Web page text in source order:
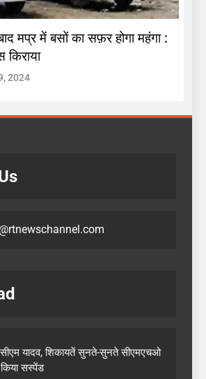
मप्र में बसों का सफ़र होगा महंगा :
किराया
2024
यादव, शिकायतें सुनते-सुनते सीएमएचओ
सस्पेंड